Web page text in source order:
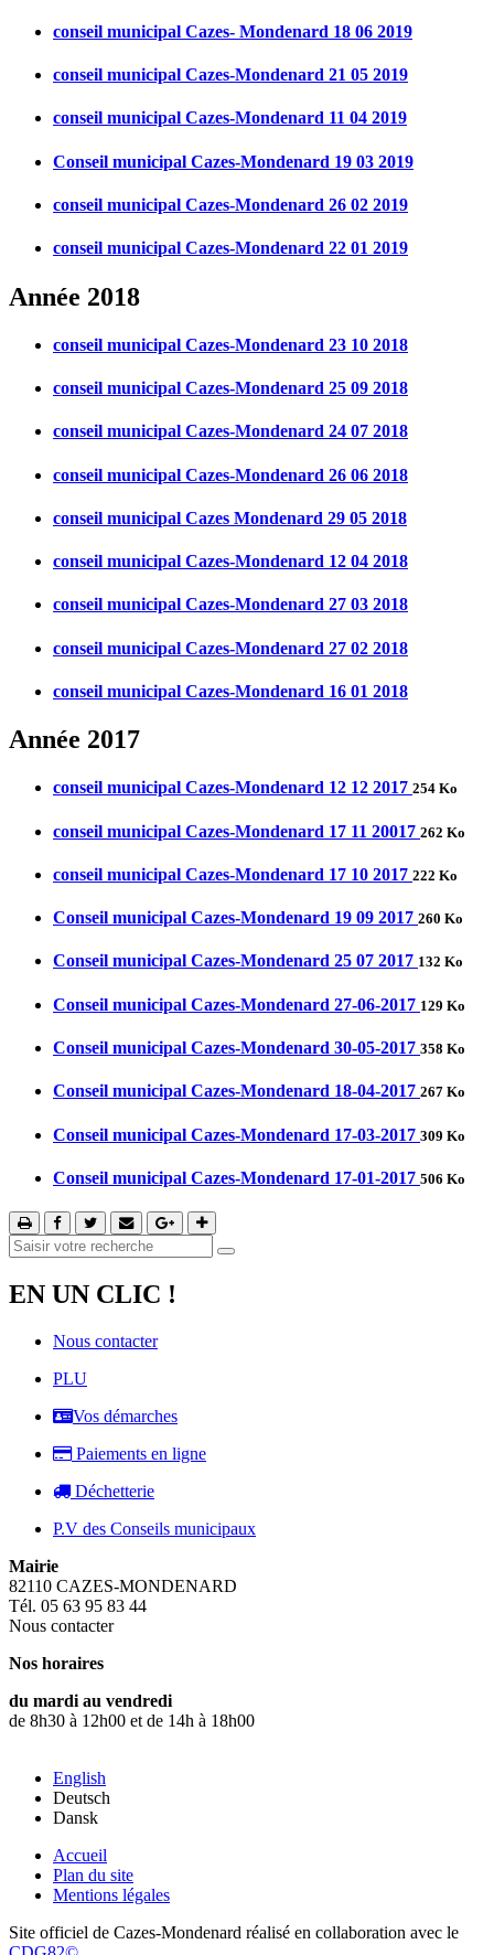
conseil municipal Cazes- Mondenard 18 06 2019
conseil municipal Cazes-Mondenard 21 05 2019
conseil municipal Cazes-Mondenard 11 04 2019
Conseil municipal Cazes-Mondenard 19 03 2019
conseil municipal Cazes-Mondenard 26 02 2019
conseil municipal Cazes-Mondenard 22 01 2019
Année 2018
conseil municipal Cazes-Mondenard 23 10 2018
conseil municipal Cazes-Mondenard 25 09 2018
conseil municipal Cazes-Mondenard 24 07 2018
conseil municipal Cazes-Mondenard 26 06 2018
conseil municipal Cazes Mondenard 29 05 2018
conseil municipal Cazes-Mondenard 12 04 2018
conseil municipal Cazes-Mondenard 27 03 2018
conseil municipal Cazes-Mondenard 27 02 2018
conseil municipal Cazes-Mondenard 16 01 2018
Année 2017
conseil municipal Cazes-Mondenard 12 12 2017 254 Ko
conseil municipal Cazes-Mondenard 17 11 20017 262 Ko
conseil municipal Cazes-Mondenard 17 10 2017 222 Ko
Conseil municipal Cazes-Mondenard 19 09 2017 260 Ko
Conseil municipal Cazes-Mondenard 25 07 2017 132 Ko
Conseil municipal Cazes-Mondenard 27-06-2017 129 Ko
Conseil municipal Cazes-Mondenard 30-05-2017 358 Ko
Conseil municipal Cazes-Mondenard 18-04-2017 267 Ko
Conseil municipal Cazes-Mondenard 17-03-2017 309 Ko
Conseil municipal Cazes-Mondenard 17-01-2017 506 Ko
EN UN CLIC !
Nous contacter
PLU
Vos démarches
Paiements en ligne
Déchetterie
P.V des Conseils municipaux
Mairie
82110 CAZES-MONDENARD
Tél. 05 63 95 83 44
Nous contacter
Nos horaires
du mardi au vendredi
de 8h30 à 12h00 et de 14h à 18h00
English
Deutsch
Dansk
Accueil
Plan du site
Mentions légales
Site officiel de Cazes-Mondenard réalisé en collaboration avec le